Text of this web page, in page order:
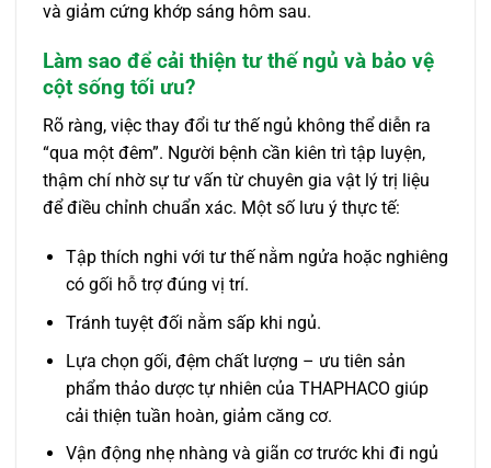
và giảm cứng khớp sáng hôm sau.
Làm sao để cải thiện tư thế ngủ và bảo vệ
cột sống tối ưu?
Rõ ràng, việc thay đổi tư thế ngủ không thể diễn ra
“qua một đêm”. Người bệnh cần kiên trì tập luyện,
thậm chí nhờ sự tư vấn từ chuyên gia vật lý trị liệu
để điều chỉnh chuẩn xác. Một số lưu ý thực tế:
Tập thích nghi với tư thế nằm ngửa hoặc nghiêng
có gối hỗ trợ đúng vị trí.
Tránh tuyệt đối nằm sấp khi ngủ.
Lựa chọn gối, đệm chất lượng – ưu tiên sản
phẩm thảo dược tự nhiên của THAPHACO giúp
cải thiện tuần hoàn, giảm căng cơ.
Vận động nhẹ nhàng và giãn cơ trước khi đi ngủ